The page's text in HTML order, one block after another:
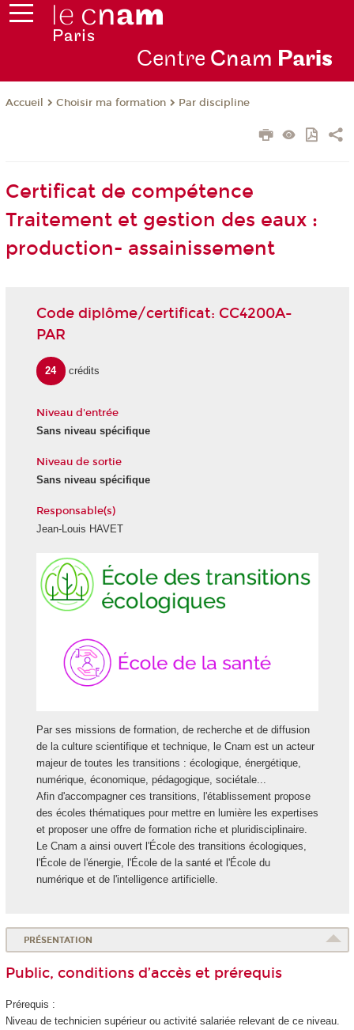
Centre Cnam Paris
Accueil Choisir ma formation Par discipline
Certificat de compétence
Traitement et gestion des eaux :
production- assainissement
Code diplôme/certificat: CC4200A-
PAR
24 crédits
Niveau d'entrée
Sans niveau spécifique
Niveau de sortie
Sans niveau spécifique
Responsable(s)
Jean-Louis HAVET
transitions
écologiques
Par ses missions de formation, de recherche et de diffusion
de la culture scientifique et technique, le Cnam est un acteur
majeur de toutes les transitions : écologique, énergétique,
numérique, économique, pédagogique, sociétale...
Afin d'accompagner ces transitions, l'établissement propose
des écoles thématiques pour mettre en lumière les expertises
et proposer une offre de formation riche et pluridisciplinaire.
Le Cnam a ainsi ouvert l'École des transitions écologiques,
l'École de l'énergie, l'École de la santé et l'École du
numérique et de l'intelligence artificielle.
PRÉSENTATION
Public, conditions d’accès et prérequis
Prérequis :
Niveau de technicien supérieur ou activité salariée relevant de ce niveau.